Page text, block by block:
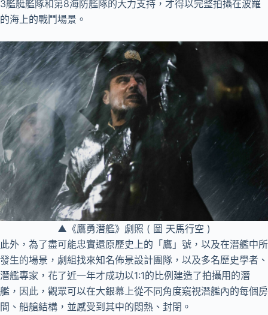
3艦艇艦隊和第8海防艦隊的大力支持，才得以完整拍攝在波羅
的海上的戰鬥場景。
▲《鷹勇潛艦》劇照 ( 圖 天馬行空 )
此外，為了盡可能忠實還原歷史上的「鷹」號，以及在潛艦中所
發生的場景，劇組找來知名佈景設計團隊，以及多名歷史學者、
潛艦專家，花了近一年才成功以1:1的比例建造了拍攝用的潛
艦，因此，觀眾可以在大銀幕上從不同角度窺視潛艦內的每個房
間、船艙結構，並感受到其中的悶熱、封閉。